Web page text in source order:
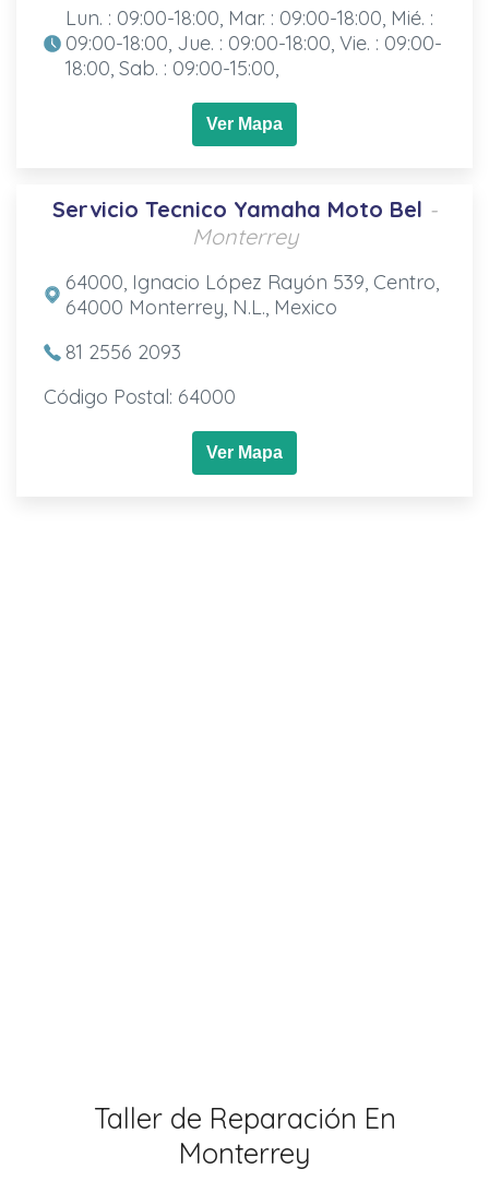
Lun. : 09:00-18:00, Mar. : 09:00-18:00, Mié. :
09:00-18:00, Jue. : 09:00-18:00, Vie. : 09:00-
18:00, Sab. : 09:00-15:00,
Ver Mapa
Servicio Tecnico Yamaha Moto Bel -
Monterrey
64000, Ignacio López Rayón 539, Centro,
64000 Monterrey, N.L., Mexico
81 2556 2093
Código Postal: 64000
Ver Mapa
Taller de Reparación En
Monterrey